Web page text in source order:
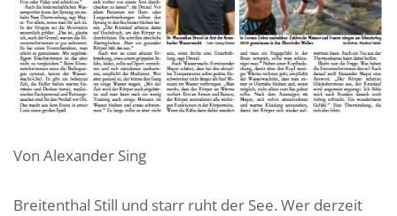
Von Alexander Sing
Breitenthal Still und starr ruht der See. Wer derzeit